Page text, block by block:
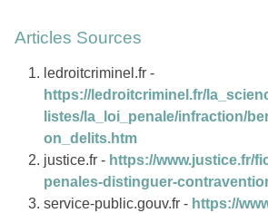
Articles Sources
ledroitcriminel.fr -
https://ledroitcriminel.fr/
listes/la_loi_penale/infraction/
on_delits.htm
justice.fr - https://www.justice.fr/
penales-distinguer-
service-public.gouv.fr - https://